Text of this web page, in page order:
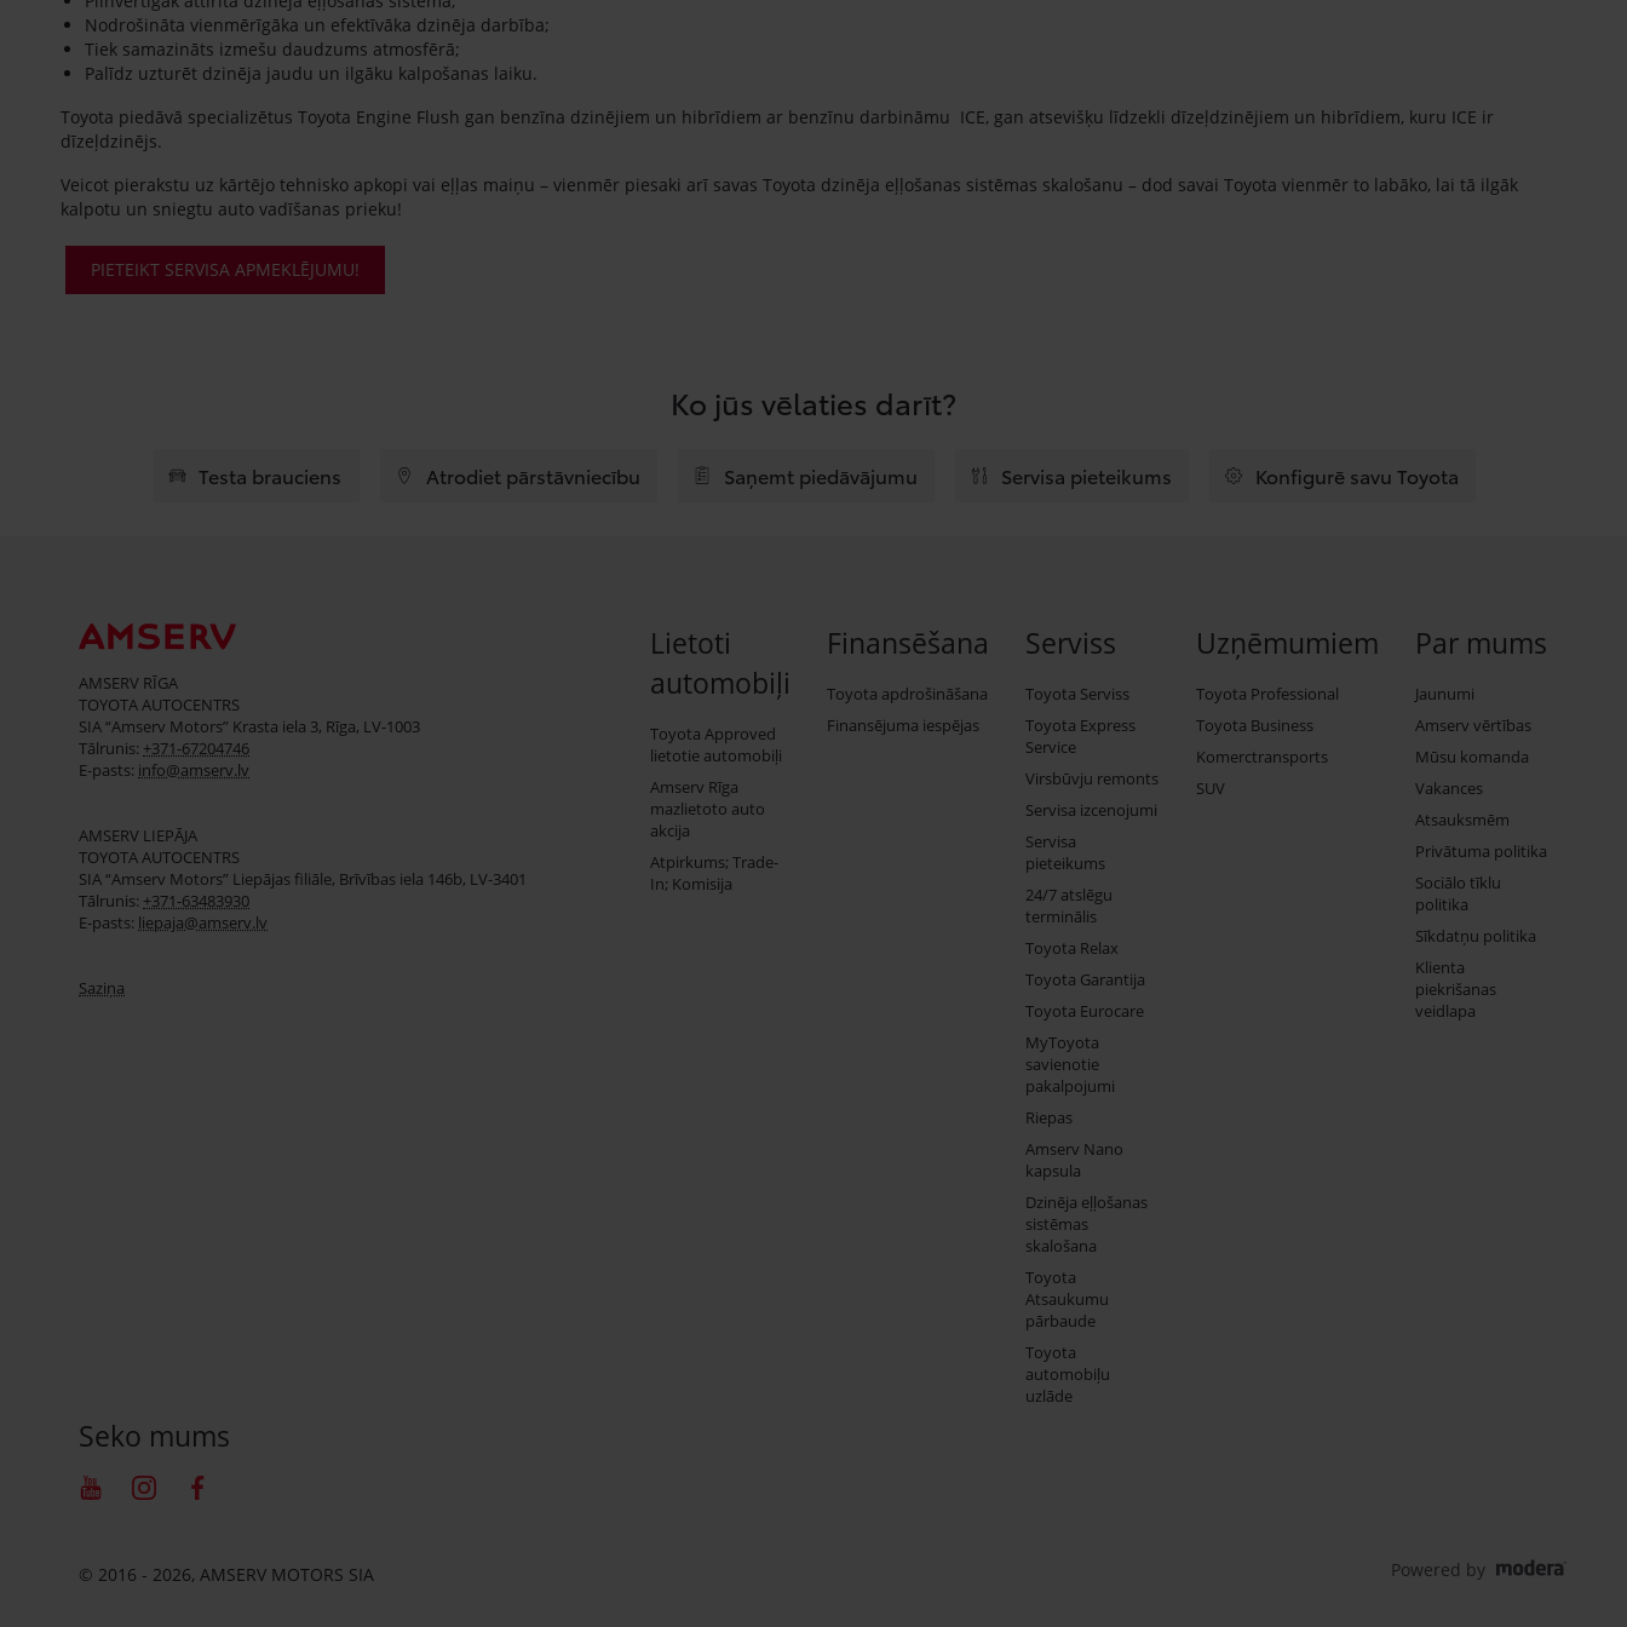
Nodrošināta vienmērīgāka un efektīvāka dzinēja darbība;
Tiek samazināts izmešu daudzums atmosfērā;
Palīdz uzturēt dzinēja jaudu un ilgāku kalpošanas laiku.
Toyota piedāvā specializētus Toyota Engine Flush gan benzīna dzinējiem un hibrīdiem ar benzīnu darbināmu ICE, gan atsevišķu līdzekli dīzeļdzinējiem un hibrīdiem, kuru ICE ir
dīzeļdzinējs.
Veicot pierakstu uz kārtējo tehnisko apkopi vai eļļas maiņu – vienmēr piesaki arī savas Toyota dzinēja eļļošanas sistēmas skalošanu – dod savai Toyota vienmēr to labāko, lai tā ilgāk
kalpotu un sniegtu auto vadīšanas prieku!
PIETEIKT SERVISA APMEKLĒJUMU!
Ko jūs vēlaties darīt?
Testa brauciens Atrodiet pārstāvniecību Saņemt piedāvājumu Servisa pieteikums Konfigurē savu Toyota
AMSERV RĪGA
TOYOTA AUTOCENTRS
SIA “Amserv Motors” Krasta iela 3, Rīga, LV-1003
Tālrunis: +371-67204746
E-pasts: info@amserv.lv
AMSERV LIEPĀJA
TOYOTA AUTOCENTRS
SIA “Amserv Motors” Liepājas filiāle, Brīvības iela 146b, LV-3401
Tālrunis: +371-63483930
E-pasts: liepaja@amserv.lv
Saziņa
Lietoti
automobiļi
Toyota Approved
lietotie automobiļi
Amserv Rīga
mazlietoto auto
akcija
Atpirkums; Trade-
In; Komisija
Finansēšana
Toyota apdrošināšana
Finansējuma iespējas
Serviss
Toyota Serviss
Toyota Express
Service
Virsbūvju remonts
Servisa izcenojumi
Servisa
pieteikums
24/7 atslēgu
terminālis
Toyota Relax
Toyota Garantija
Toyota Eurocare
MyToyota
savienotie
pakalpojumi
Riepas
Amserv Nano
kapsula
Dzinēja eļļošanas
sistēmas
skalošana
Toyota
Atsaukumu
pārbaude
Toyota
automobiļu
uzlāde
Uzņēmumiem
Toyota Professional
Toyota Business
Komerctransports
SUV
Par mums
Jaunumi
Amserv vērtības
Mūsu komanda
Vakances
Atsauksmēm
Privātuma politika
Sociālo tīklu
politika
Sīkdatņu politika
Klienta
piekrišanas
veidlapa
Seko mums
YoutubeInstagram
© 2016 - 2026, AMSERV MOTORS SIA Powered by